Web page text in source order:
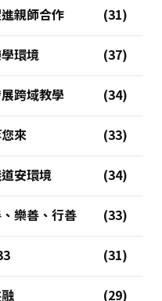
親師合作
環境
跨域教學
來
安環境
樂善、行善